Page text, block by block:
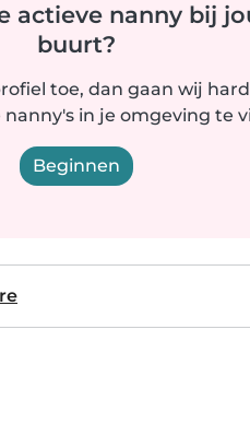
actieve nanny bij
buurt?
toe, dan gaan wij
in je omgeving te
Beginnen